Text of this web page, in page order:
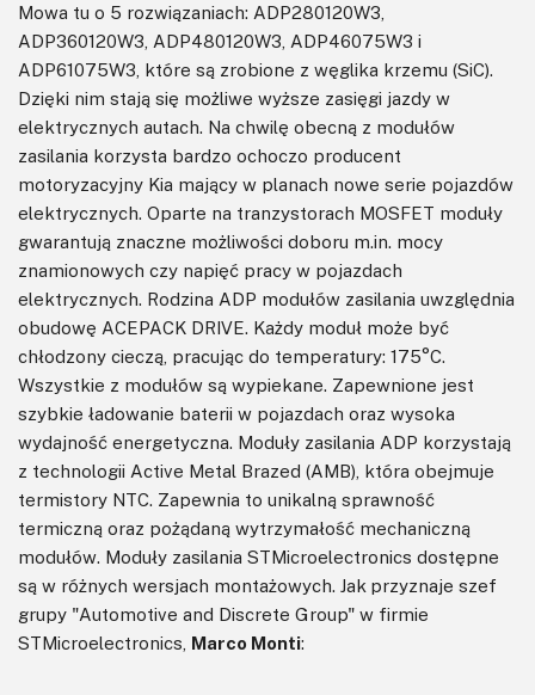
Mowa tu o 5 rozwiązaniach: ADP280120W3,
ADP360120W3, ADP480120W3, ADP46075W3 i
ADP61075W3, które są zrobione z węglika krzemu (SiC).
Dzięki nim stają się możliwe wyższe zasięgi jazdy w
elektrycznych autach. Na chwilę obecną z modułów
zasilania korzysta bardzo ochoczo producent
motoryzacyjny Kia mający w planach nowe serie pojazdów
elektrycznych. Oparte na tranzystorach MOSFET moduły
gwarantują znaczne możliwości doboru m.in. mocy
znamionowych czy napięć pracy w pojazdach
elektrycznych. Rodzina ADP modułów zasilania uwzględnia
obudowę ACEPACK DRIVE. Każdy moduł może być
chłodzony cieczą, pracując do temperatury: 175°C.
Wszystkie z modułów są wypiekane. Zapewnione jest
szybkie ładowanie baterii w pojazdach oraz wysoka
wydajność energetyczna. Moduły zasilania ADP korzystają
z technologii Active Metal Brazed (AMB), która obejmuje
termistory NTC. Zapewnia to unikalną sprawność
termiczną oraz pożądaną wytrzymałość mechaniczną
modułów. Moduły zasilania STMicroelectronics dostępne
są w różnych wersjach montażowych. Jak przyznaje szef
grupy "Automotive and Discrete Group" w firmie
STMicroelectronics, Marco Monti: